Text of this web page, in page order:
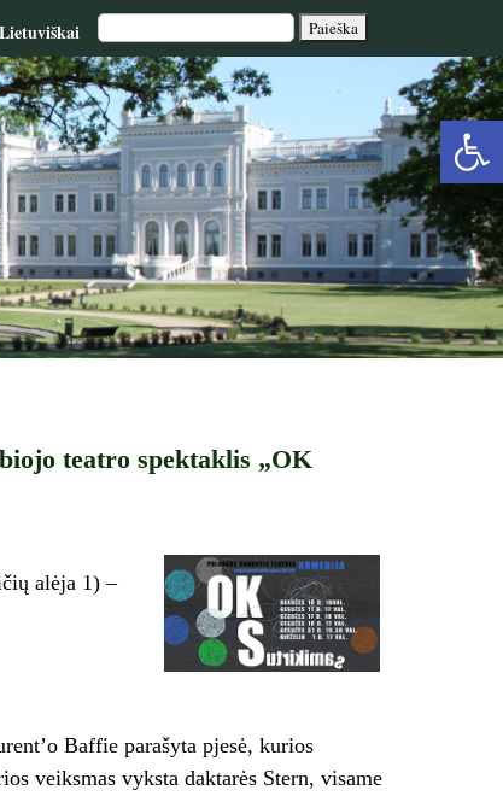
Lietuviškai
teatro spektaklis „OK
alėja 1) –
Baffie parašyta pjesė, kurios
veiksmas vyksta daktarės Stern, visame